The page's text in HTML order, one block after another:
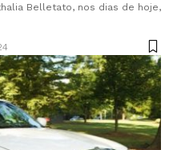
Belletato, nos dias de hoje,